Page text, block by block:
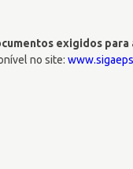
exigidos
no site: